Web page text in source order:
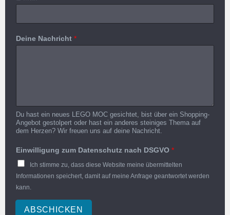
Deine Nachricht *
Du hast ein neues LEGO MOC gesichtet, bist über ein Shopping-
Angebot gestolpert oder hast ein anderes steiniges Thema auf
dem Herzen? Wir freuen uns auf deine Nachricht.
Einwilligung zum Datenschutz nach DSGVO *
Ich stimme zu, dass diese Website meine übermittelten
Informationen speichert, damit auf meine Anfrage geantwortet werden
kann.
ABSCHICKEN